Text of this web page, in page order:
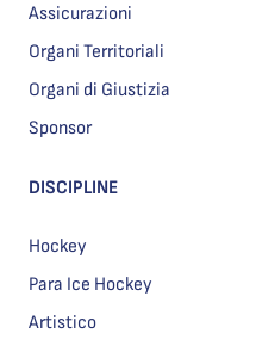
Assicurazioni
Organi Territoriali
Organi di Giustizia
Sponsor
DISCIPLINE
Hockey
Para Ice Hockey
Artistico